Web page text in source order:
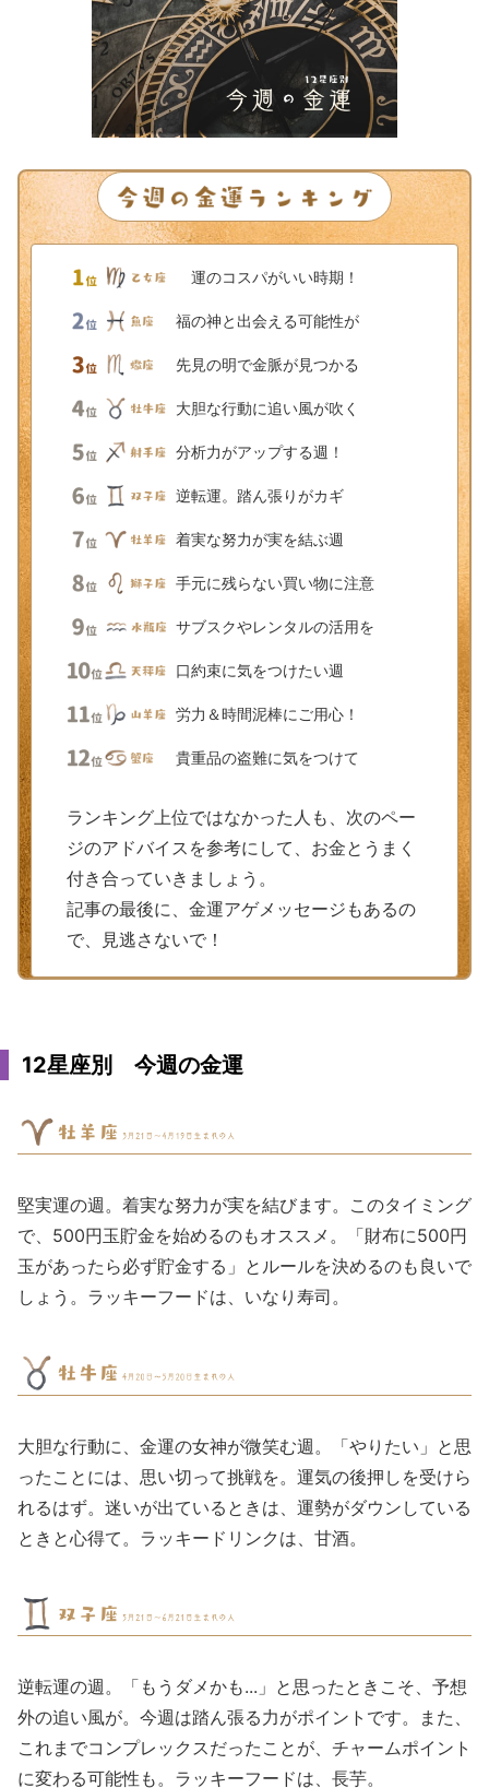
運のコスパがいい時期！
福の神と出会える可能性が
先見の明で金脈が見つかる
大胆な行動に追い風が吹く
分析力がアップする週！
逆転運。踏ん張りがカギ
着実な努力が実を結ぶ週
手元に残らない買い物に注意
サブスクやレンタルの活用を
口約束に気をつけたい週
労力＆時間泥棒にご用心！
貴重品の盗難に気をつけて
ランキング上位ではなかった人も、次のペー
ジのアドバイスを参考にして、お金とうまく
付き合っていきましょう。
記事の最後に、金運アゲメッセージもあるの
で、見逃さないで！
12星座別 今週の金運
堅実運の週。着実な努力が実を結びます。このタイミング
で、500円玉貯金を始めるのもオススメ。「財布に500円
玉があったら必ず貯金する」とルールを決めるのも良いで
しょう。ラッキーフードは、いなり寿司。
大胆な行動に、金運の女神が微笑む週。「やりたい」と思
ったことには、思い切って挑戦を。運気の後押しを受けら
れるはず。迷いが出ているときは、運勢がダウンしている
ときと心得て。ラッキードリンクは、甘酒。
逆転運の週。「もうダメかも...」と思ったときこそ、予想
外の追い風が。今週は踏ん張る力がポイントです。また、
これまでコンプレックスだったことが、チャームポイント
に変わる可能性も。ラッキーフードは、長芋。